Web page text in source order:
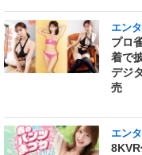
エン
プロ
着で
デジ
売
エン